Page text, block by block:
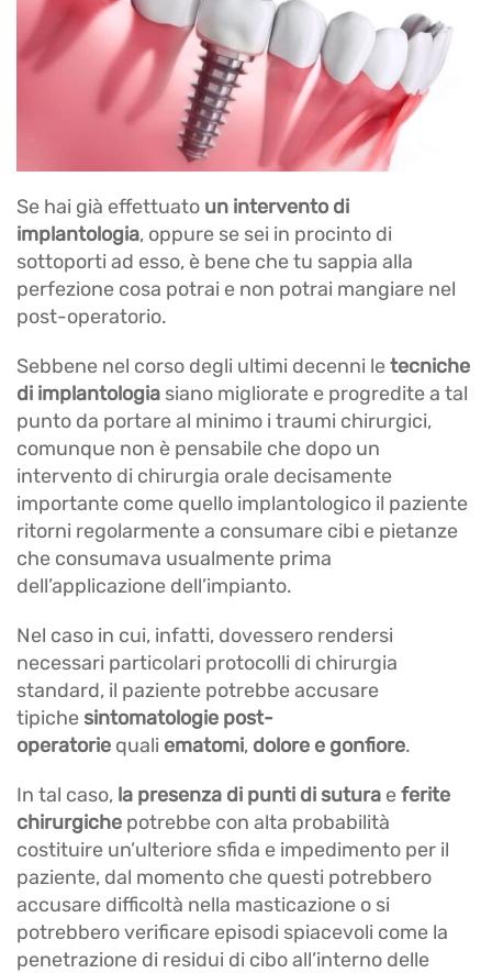
Se hai già effettuato un intervento di
implantologia, oppure se sei in procinto di
sottoporti ad esso, è bene che tu sappia alla
perfezione cosa potrai e non potrai mangiare nel
post-operatorio.
Sebbene nel corso degli ultimi decenni letecniche
di implantologia siano migliorate e progredite a tal
punto da portare al minimo i traumi chirurgici,
comunque non è pensabile che dopo un
intervento di chirurgia orale decisamente
importante come quello implantologico il paziente
ritorni regolarmente a consumare cibi e pietanze
che consumava usualmente prima
dell’applicazione dell’impianto.
Nel caso in cui, infatti, dovessero rendersi
necessari particolari protocolli di chirurgia
standard, il paziente potrebbe accusare
tipichesintomatologie post-
operatorie quali ematomi, dolore e gonfiore.
In tal caso, la presenza di punti di sutura eferite
chirurgiche potrebbe con alta probabilità
costituire un’ulteriore sfida e impedimento per il
paziente, dal momento che questi potrebbero
accusare difficoltà nella masticazione o si
potrebbero verificare episodi spiacevoli come la
penetrazione di residui di cibo all’interno delle